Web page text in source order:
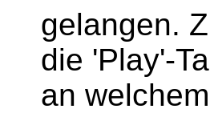
gelangen.
die 'Play'-
an